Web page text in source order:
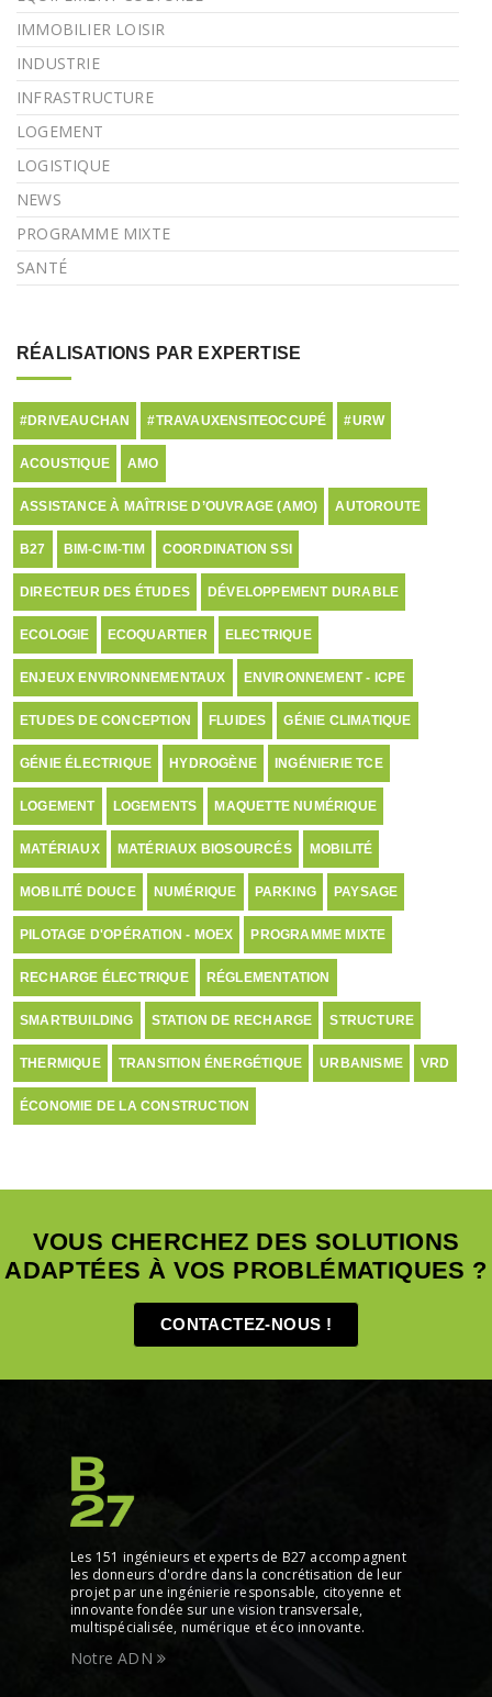
IMMOBILIER LOISIR
INDUSTRIE
INFRASTRUCTURE
LOGEMENT
LOGISTIQUE
NEWS
PROGRAMME MIXTE
SANTÉ
RÉALISATIONS PAR EXPERTISE
#DRIVEAUCHAN #TRAVAUXENSITEOCCUPÉ #URW
ACOUSTIQUE AMO
ASSISTANCE À MAÎTRISE D’OUVRAGE (AMO) AUTOROUTE
B27 BIM-CIM-TIM COORDINATION SSI
DIRECTEUR DES ÉTUDES DÉVELOPPEMENT DURABLE
ECOLOGIE ECOQUARTIER ELECTRIQUE
ENJEUX ENVIRONNEMENTAUX ENVIRONNEMENT - ICPE
ETUDES DE CONCEPTION FLUIDES GÉNIE CLIMATIQUE
GÉNIE ÉLECTRIQUE HYDROGÈNE INGÉNIERIE TCE
LOGEMENT LOGEMENTS MAQUETTE NUMÉRIQUE
MATÉRIAUX MATÉRIAUX BIOSOURCÉS MOBILITÉ
MOBILITÉ DOUCE NUMÉRIQUE PARKING PAYSAGE
PILOTAGE D'OPÉRATION - MOEX PROGRAMME MIXTE
RECHARGE ÉLECTRIQUE RÉGLEMENTATION
SMARTBUILDING STATION DE RECHARGE STRUCTURE
THERMIQUE TRANSITION ÉNERGÉTIQUE URBANISME VRD
ÉCONOMIE DE LA CONSTRUCTION
VOUS CHERCHEZ DES SOLUTIONS
ADAPTÉES À VOS PROBLÉMATIQUES ?
CONTACTEZ-NOUS !
Les 151 ingénieurs et experts de B27 accompagnent
les donneurs d'ordre dans la concrétisation de leur
projet par une ingénierie responsable, citoyenne et
innovante fondée sur une vision transversale,
multispécialisée, numérique et éco innovante.
Notre ADN